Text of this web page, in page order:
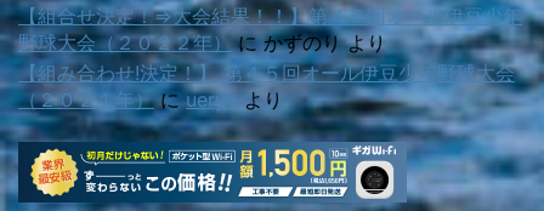
【組合せ決定！⇒大会結果！！】第４６回オール伊豆少年
野球大会（２０２２年）にかずのりより
【組み合わせ!決定！】 第４５回オール伊豆少年野球大会
（２０２１年）にueryoより